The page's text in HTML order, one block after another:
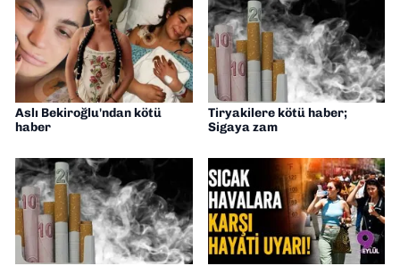
Aslı Bekiroğlu'ndan kötü
haber
Tiryakilere kötü haber;
Sigaya zam